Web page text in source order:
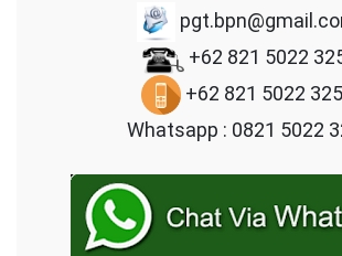
+62 821 5022
+62 821 5022
Whatsapp : 0821 5022